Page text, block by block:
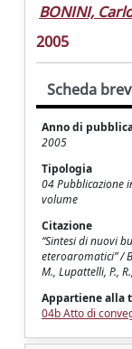
BONINI,
2005
Scheda
Anno di
2005
Tipologia
04 Pubblicazione
volume
Citazione
“Sintesi di nuovi
eteroaromatici” /
M., Lupattelli, P.,
Appartiene alla
04b Atto di